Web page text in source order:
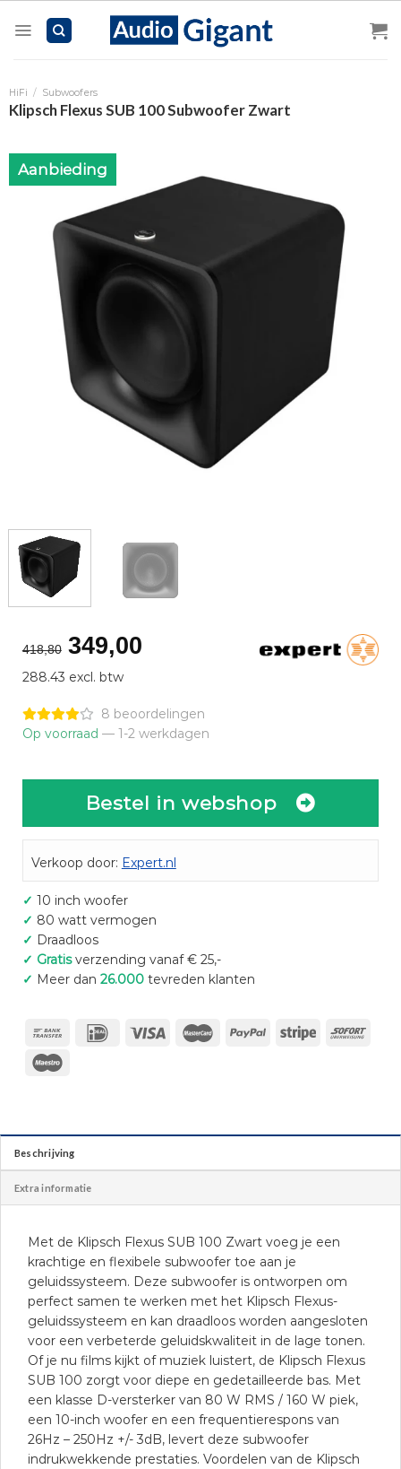
HiFi / Subwoofers
Klipsch Flexus SUB 100 Subwoofer Zwart
Aanbieding
418,80 Oorspronkelijke
prijs
was:
€418,80.
349,00Huidige
€349,00.
288.43 excl. btw
8 beoordelingen
Op voorraad — 1-2 werkdagen
Bestel in webshop
Verkoop door: Expert.nl
✓ 10 inch woofer
✓ 80 watt vermogen
✓ Draadloos
✓ Gratisverzending vanaf € 25,-
✓ Meer dan 26.000tevreden klanten
Beschrijving
Extra informatie
Met de Klipsch Flexus SUB 100 Zwart voeg je een
krachtige en flexibele subwoofer toe aan je
geluidssysteem. Deze subwoofer is ontworpen om
perfect samen te werken met het Klipsch Flexus-
geluidssysteem en kan draadloos worden aangesloten
voor een verbeterde geluidskwaliteit in de lage tonen.
Of je nu films kijkt of muziek luistert, de Klipsch Flexus
SUB 100 zorgt voor diepe en gedetailleerde bas. Met
een klasse D-versterker van 80 W RMS / 160 W piek,
een 10-inch woofer en een frequentierespons van
26Hz – 250Hz +/- 3dB, levert deze subwoofer
indrukwekkende prestaties. Voordelen van de Klipsch